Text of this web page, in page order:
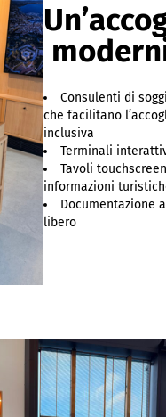
Consulenti di
che facilitano
inclusiva
Terminali
Tavoli
informazioni
Documentazione
libero